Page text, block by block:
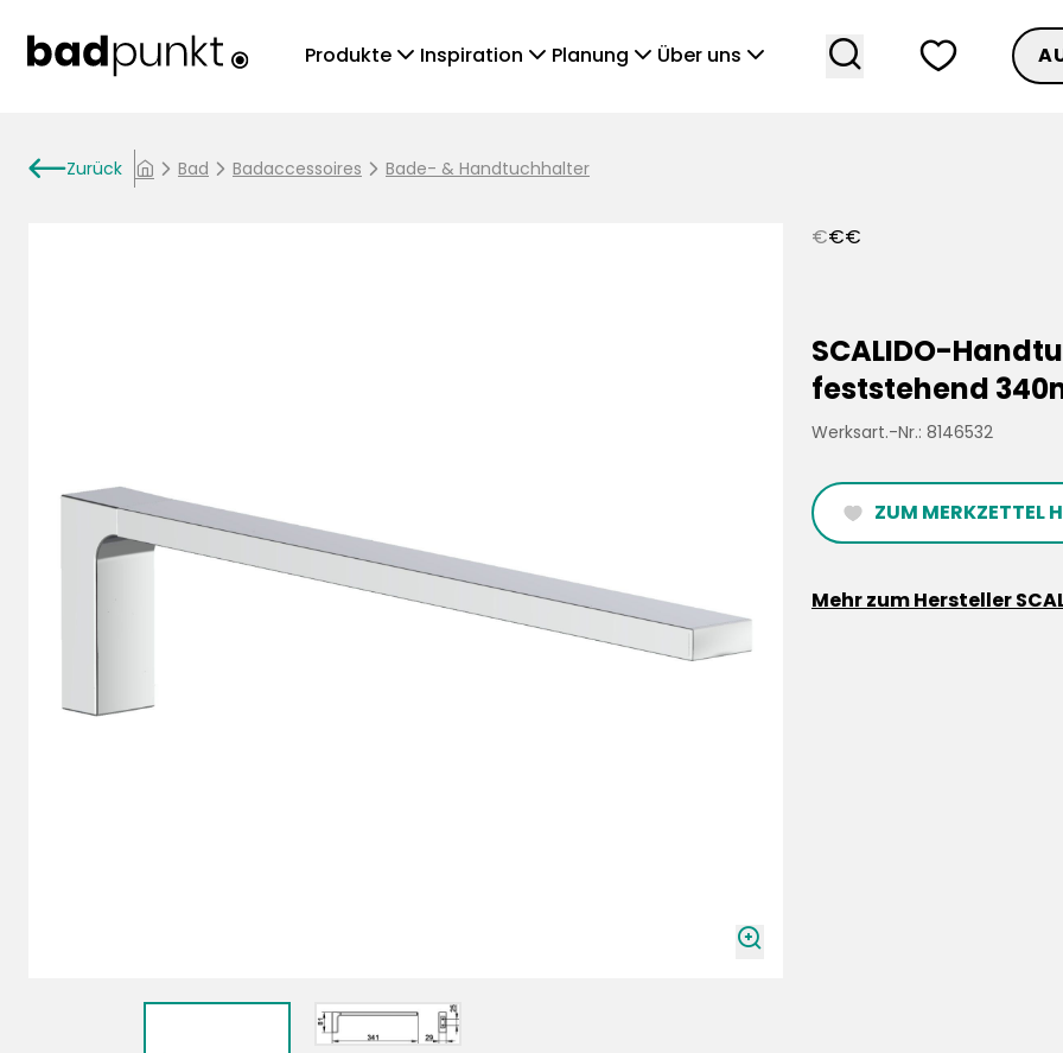
Produkte chevronDown Inspiration chevronDown Planung chevronDown Über uns chevronDown search heart
arrowLeftZurück home chevronRight Bad chevronRight Badaccessoires chevronRight Bade- & Handtuchhalter
zoomIn
€€€
SCALIDO-
feststehend
Werksart.-Nr.: 8146532
heartFilled ZUM MERKZETTEL
Mehr zum Hersteller